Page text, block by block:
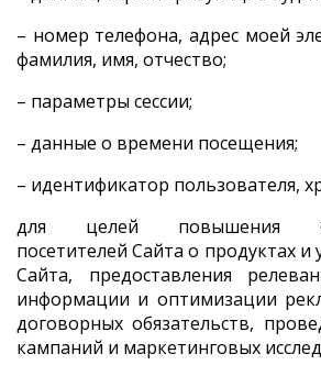
– номер телефона, адрес моей
фамилия, имя, отчество;
– параметры сессии;
– данные о времени посещения;
– идентификатор пользователя,
для целей повышения
посетителей Сайта о продуктах и
Сайта, предоставления
информации и оптимизации
договорных обязательств,
кампаний и маркетинговых